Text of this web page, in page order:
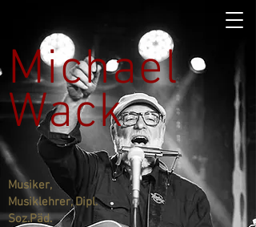
Michael
Wack
Musiker,
Musiklehrer, Dipl.
Soz.Päd.